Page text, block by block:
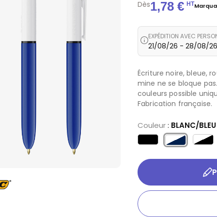
être
de santé
Dès1,78 € HT
EXPÉDITION AVEC
21/08/26 - 28/08/26
Écriture noire, bleue,
mine ne se bloque
couleurs possible
Fabrication française.
Couleur: BLANC/